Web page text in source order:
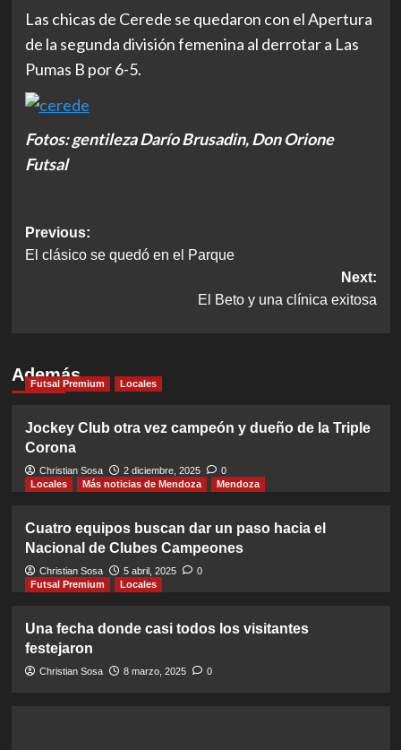
Las chicas de Cerede se quedaron con el Apertura
de la segunda división femenina al derrotar a Las
Pumas B por 6-5.
Fotos: gentileza Darío Brusadin, Don Orione
Futsal
Post
navigation
Previous:
El clásico se quedó en el Parque
Next:
El Beto y una clínica exitosa
Además
Futsal Premium Locales
Jockey Club otra vez campeón y dueño de la Triple
Corona
Christian Sosa 2 diciembre, 2025
0
Locales
Más noticias de Mendoza Mendoza
Cuatro equipos buscan dar un paso hacia el
Nacional de Clubes Campeones
Christian Sosa 5 abril, 2025
0
Futsal Premium
Locales
Una fecha donde casi todos los visitantes
festejaron
Christian Sosa 8 marzo, 2025 0